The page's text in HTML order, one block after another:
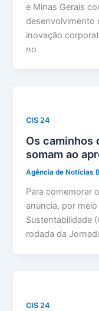
e Minas Gerais
desenvolvimento
inovação
no
CIS 24
Os caminhos
somam ao
Agência de Notícias
Para comemorar
anuncia, por
Sustentabilidade
rodada da
CIS 24